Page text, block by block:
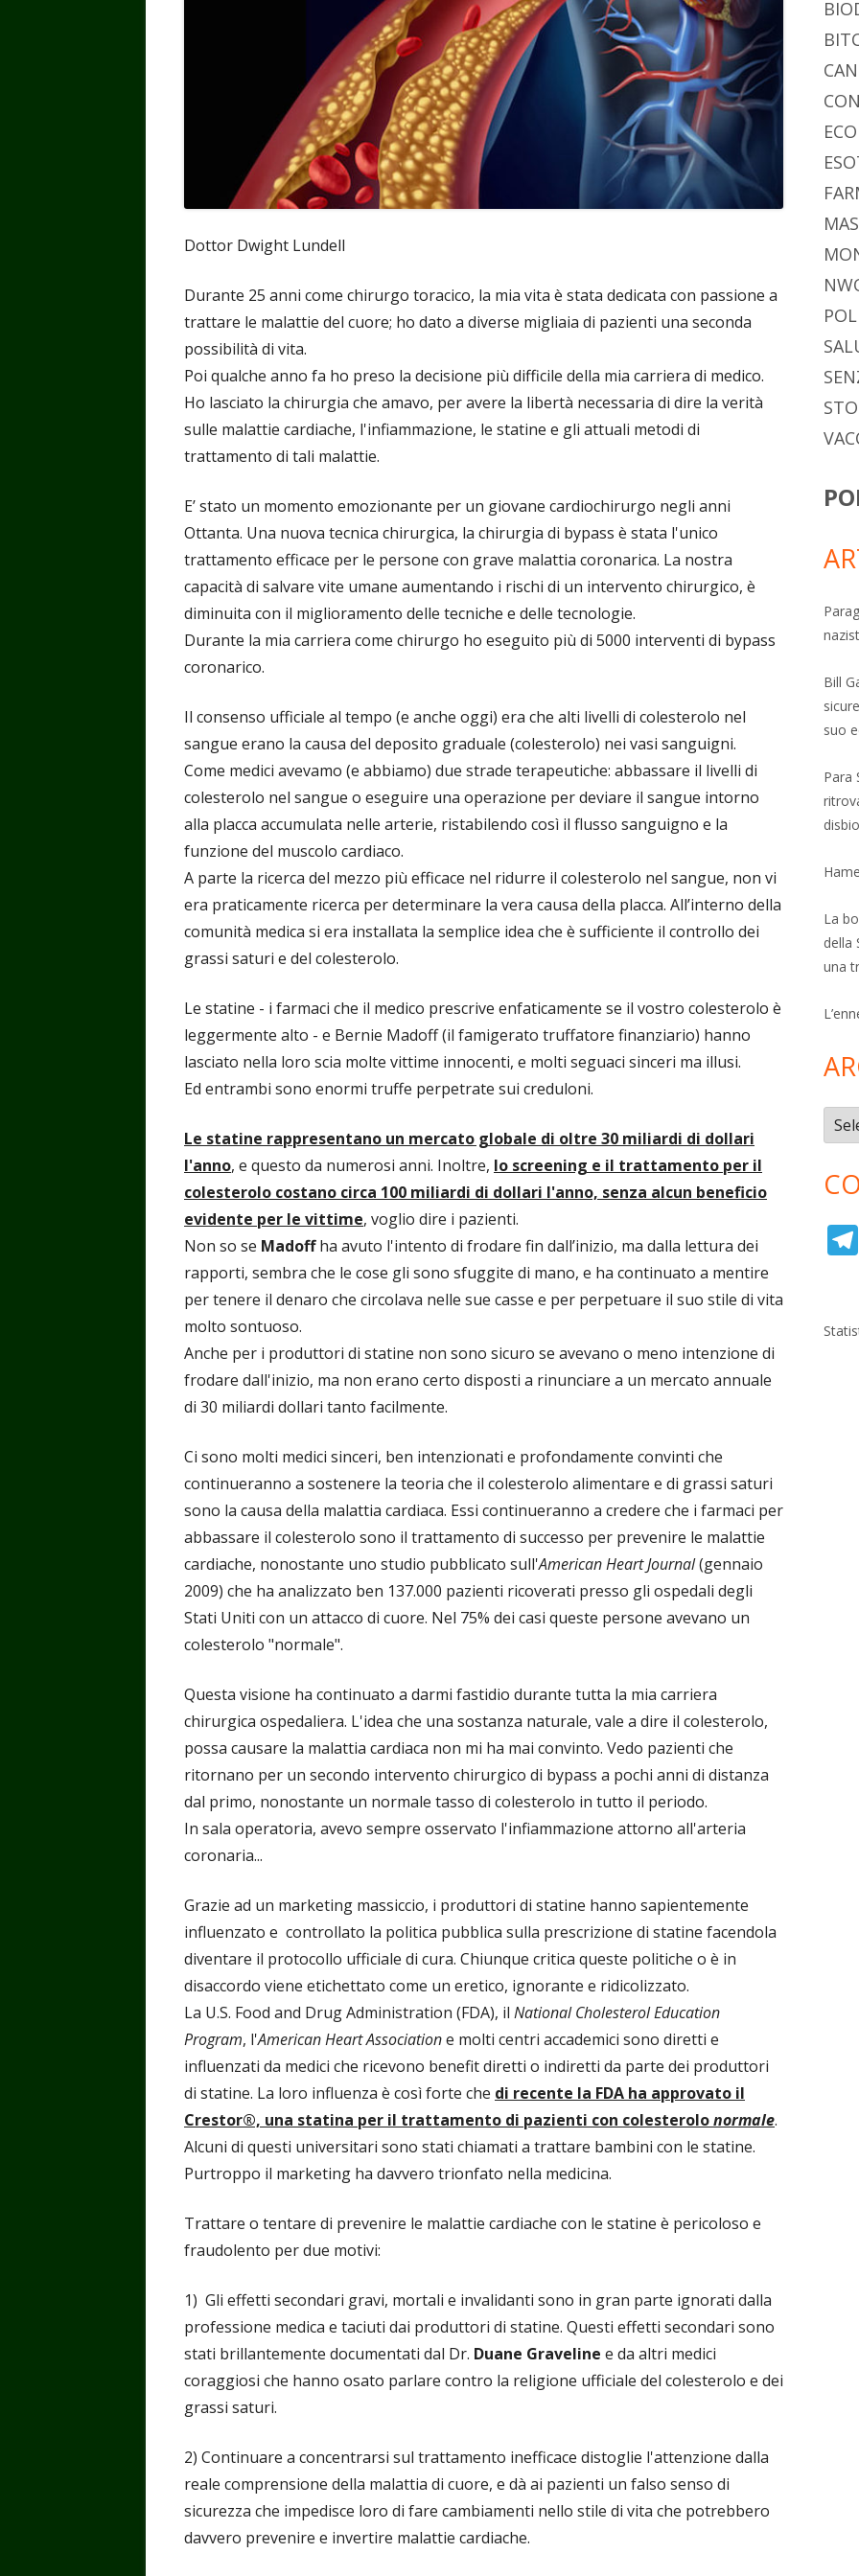
Dottor Dwight Lundell
Durante 25 anni come chirurgo toracico, la mia vita è stata dedicata con passione a
trattare le malattie del cuore; ho dato a diverse migliaia di pazienti una seconda
possibilità di vita.
Poi qualche anno fa ho preso la decisione più difficile della mia carriera di medico.
Ho lasciato la chirurgia che amavo, per avere la libertà necessaria di dire la verità
sulle malattie cardiache, l'infiammazione, le statine e gli attuali metodi di
trattamento di tali malattie.
E’ stato un momento emozionante per un giovane cardiochirurgo negli anni
Ottanta. Una nuova tecnica chirurgica, la chirurgia di bypass è stata l'unico
trattamento efficace per le persone con grave malattia coronarica. La nostra
capacità di salvare vite umane aumentando i rischi di un intervento chirurgico, è
diminuita con il miglioramento delle tecniche e delle tecnologie.
Durante la mia carriera come chirurgo ho eseguito più di 5000 interventi di bypass
coronarico.
Il consenso ufficiale al tempo (e anche oggi) era che alti livelli di colesterolo nel
sangue erano la causa del deposito graduale (colesterolo) nei vasi sanguigni.
Come medici avevamo (e abbiamo) due strade terapeutiche: abbassare il livelli di
colesterolo nel sangue o eseguire una operazione per deviare il sangue intorno
alla placca accumulata nelle arterie, ristabilendo così il flusso sanguigno e la
funzione del muscolo cardiaco.
A parte la ricerca del mezzo più efficace nel ridurre il colesterolo nel sangue, non vi
era praticamente ricerca per determinare la vera causa della placca. All’interno della
comunità medica si era installata la semplice idea che è sufficiente il controllo dei
grassi saturi e del colesterolo.
Le statine - i farmaci che il medico prescrive enfaticamente se il vostro colesterolo è
leggermente alto - e Bernie Madoff (il famigerato truffatore finanziario) hanno
lasciato nella loro scia molte vittime innocenti, e molti seguaci sinceri ma illusi.
Ed entrambi sono enormi truffe perpetrate sui creduloni.
Le statine rappresentano un mercato globale di oltre 30 miliardi di dollari
l'anno, e questo da numerosi anni. Inoltre, lo screening e il trattamento per il
colesterolo costano circa 100 miliardi di dollari l'anno, senza alcun beneficio
evidente per le vittime, voglio dire i pazienti.
Non so se Madoffha avuto l'intento di frodare fin dall’inizio, ma dalla lettura dei
rapporti, sembra che le cose gli sono sfuggite di mano, e ha continuato a mentire
per tenere il denaro che circolava nelle sue casse e per perpetuare il suo stile di vita
molto sontuoso.
Anche per i produttori di statine non sono sicuro se avevano o meno intenzione di
frodare dall'inizio, ma non erano certo disposti a rinunciare a un mercato annuale
di 30 miliardi dollari tanto facilmente.
Ci sono molti medici sinceri, ben intenzionati e profondamente convinti che
continueranno a sostenere la teoria che il colesterolo alimentare e di grassi saturi
sono la causa della malattia cardiaca. Essi continueranno a credere che i farmaci per
abbassare il colesterolo sono il trattamento di successo per prevenire le malattie
cardiache, nonostante uno studio pubblicato sull'American Heart Journal(gennaio
2009) che ha analizzato ben 137.000 pazienti ricoverati presso gli ospedali degli
Stati Uniti con un attacco di cuore. Nel 75% dei casi queste persone avevano un
colesterolo "normale".
Questa visione ha continuato a darmi fastidio durante tutta la mia carriera
chirurgica ospedaliera. L'idea che una sostanza naturale, vale a dire il colesterolo,
possa causare la malattia cardiaca non mi ha mai convinto. Vedo pazienti che
ritornano per un secondo intervento chirurgico di bypass a pochi anni di distanza
dal primo, nonostante un normale tasso di colesterolo in tutto il periodo.
In sala operatoria, avevo sempre osservato l'infiammazione attorno all'arteria
coronaria...
Grazie ad un marketing massiccio, i produttori di statine hanno sapientemente
influenzato e controllato la politica pubblica sulla prescrizione di statine facendola
diventare il protocollo ufficiale di cura. Chiunque critica queste politiche o è in
disaccordo viene etichettato come un eretico, ignorante e ridicolizzato.
La U.S. Food and Drug Administration (FDA), il National Cholesterol Education
Program, l'American Heart Associatione molti centri accademici sono diretti e
influenzati da medici che ricevono benefit diretti o indiretti da parte dei produttori
di statine. La loro influenza è così forte che di recente la FDA ha approvato il
Crestor®, una statina per il trattamento di pazienti con colesterolonormale.
Alcuni di questi universitari sono stati chiamati a trattare bambini con le statine.
Purtroppo il marketing ha davvero trionfato nella medicina.
Trattare o tentare di prevenire le malattie cardiache con le statine è pericoloso e
fraudolento per due motivi:
1) Gli effetti secondari gravi, mortali e invalidanti sono in gran parte ignorati dalla
professione medica e taciuti dai produttori di statine. Questi effetti secondari sono
stati brillantemente documentati dal Dr. Duane Graveline e da altri medici
coraggiosi che hanno osato parlare contro la religione ufficiale del colesterolo e dei
grassi saturi.
2) Continuare a concentrarsi sul trattamento inefficace distoglie l'attenzione dalla
reale comprensione della malattia di cuore, e dà ai pazienti un falso senso di
sicurezza che impedisce loro di fare cambiamenti nello stile di vita che potrebbero
davvero prevenire e invertire malattie cardiache.
Bill
suo
Para
La
della
una